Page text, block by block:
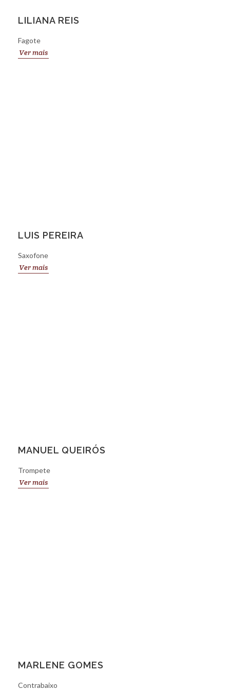
LILIANA REIS
Fagote
Ver mais
LUIS PEREIRA
Saxofone
Ver mais
MANUEL QUEIRÓS
Trompete
Ver mais
MARLENE GOMES
Contrabaixo